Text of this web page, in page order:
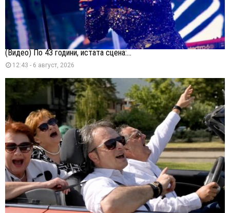
(Видео) По 43 години, истата сцена:...
12:43 - 6 август, 2026